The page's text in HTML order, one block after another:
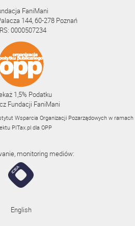
FaniMani
144, 60-278 Poznań
0000507234
1,5% Podatku
Fundacji FaniMani
Wsparcia Organizacji Pozarządowych w ramach
PITax.pl dla OPP
monitoring mediów:
English